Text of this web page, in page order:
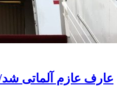
عارف عازم آلماتی